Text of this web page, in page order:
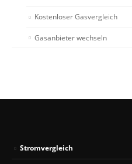
Kostenloser Gasvergleich
Gasanbieter wechseln
Stromvergleich